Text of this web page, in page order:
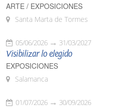
ARTE / EXPOSICIONES
Santa Marta de Tormes
05/06/2026 31/03/2027
Visibilizar lo elegido
EXPOSICIONES
Salamanca
01/07/2026 30/09/2026